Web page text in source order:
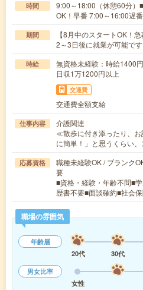
時間
9:00～18:00（休憩60分）
OK！早番 7:00～16:00遅
期間
【8月中のスタートOK！
2～3日後に就業が可能です
時給
無資格未経験：時給
日収1万1200円以上
交通費
交通費全額支給
仕事内容
介護関連
≪散歩に付き添ったり、
に簡単！」と思うくらい
応募資格
職種未経験OK / ブランク
要
■資格・経験・年齢不問■
歴書不要■面談確約■社会
職場の雰囲気
年齢層
20代
30代
男女比率
女性